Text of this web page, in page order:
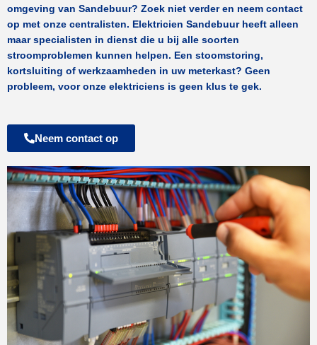
omgeving van Sandebuur? Zoek niet verder en neem contact
op met onze centralisten. Elektricien Sandebuur heeft alleen
maar specialisten in dienst die u bij alle soorten
stroomproblemen kunnen helpen. Een stoomstoring,
kortsluiting of werkzaamheden in uw meterkast? Geen
probleem, voor onze elektriciens is geen klus te gek.
Neem contact op